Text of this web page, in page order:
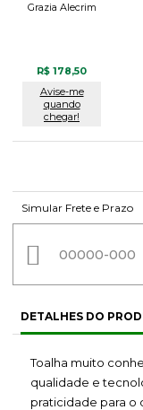
Grazia Alecrim
R$ 178,50
Avise-me
quando
chegar!
Simular Frete e Prazo
DETALHES DO
Toalha muito
qualidade e
praticidade para o